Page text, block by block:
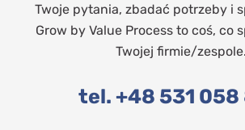
Twoje pytania, zbadać potrzeby i
Grow by Value Process to coś, co
Twojej firmie/zespole.
tel. +48 531